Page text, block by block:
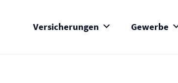
Versicherungen Gewerbe